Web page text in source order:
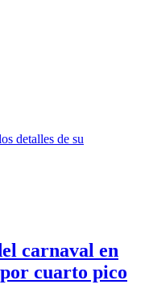
detalles de su
carnaval en
cuarto pico